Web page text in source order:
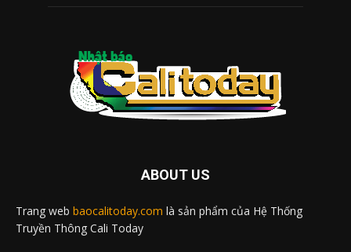
ABOUT US
Trang web baocalitoday.com là sản phẩm của Hệ Thống
Truyền Thông Cali Today